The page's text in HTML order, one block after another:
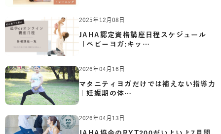
2025年12月08日
JAHA認定資格講座日程スケジュール
「ベビーヨガ:キッ…
2026年04月16日
マタニティヨガだけでは補えない指導力
｜妊娠期の体…
2026年04月13日